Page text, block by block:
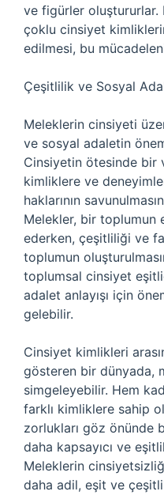
ve figürler oluştururlar.
çoklu cinsiyet
edilmesi, bu
Çeşitlilik ve Sosyal
Meleklerin cinsiyeti
ve sosyal adaletin
Cinsiyetin ötesinde bir
kimliklere ve
haklarının
Melekler, bir toplumun
ederken, çeşitliliği ve
toplumun
toplumsal cinsiyet
adalet anlayışı için
gelebilir.
Cinsiyet kimlikleri
gösteren bir dünyada,
simgeleyebilir. Hem
farklı kimliklere sahip
zorlukları göz önünde
daha kapsayıcı ve
Meleklerin
daha adil, eşit ve